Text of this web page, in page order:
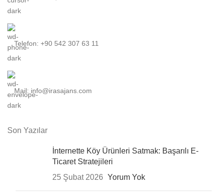
Telefon: +90 542 307 63 11
Mail: info@irasajans.com
Son Yazılar
İnternette Köy Ürünleri Satmak: Başarılı E-
Ticaret Stratejileri
25 Şubat 2026 Yorum Yok